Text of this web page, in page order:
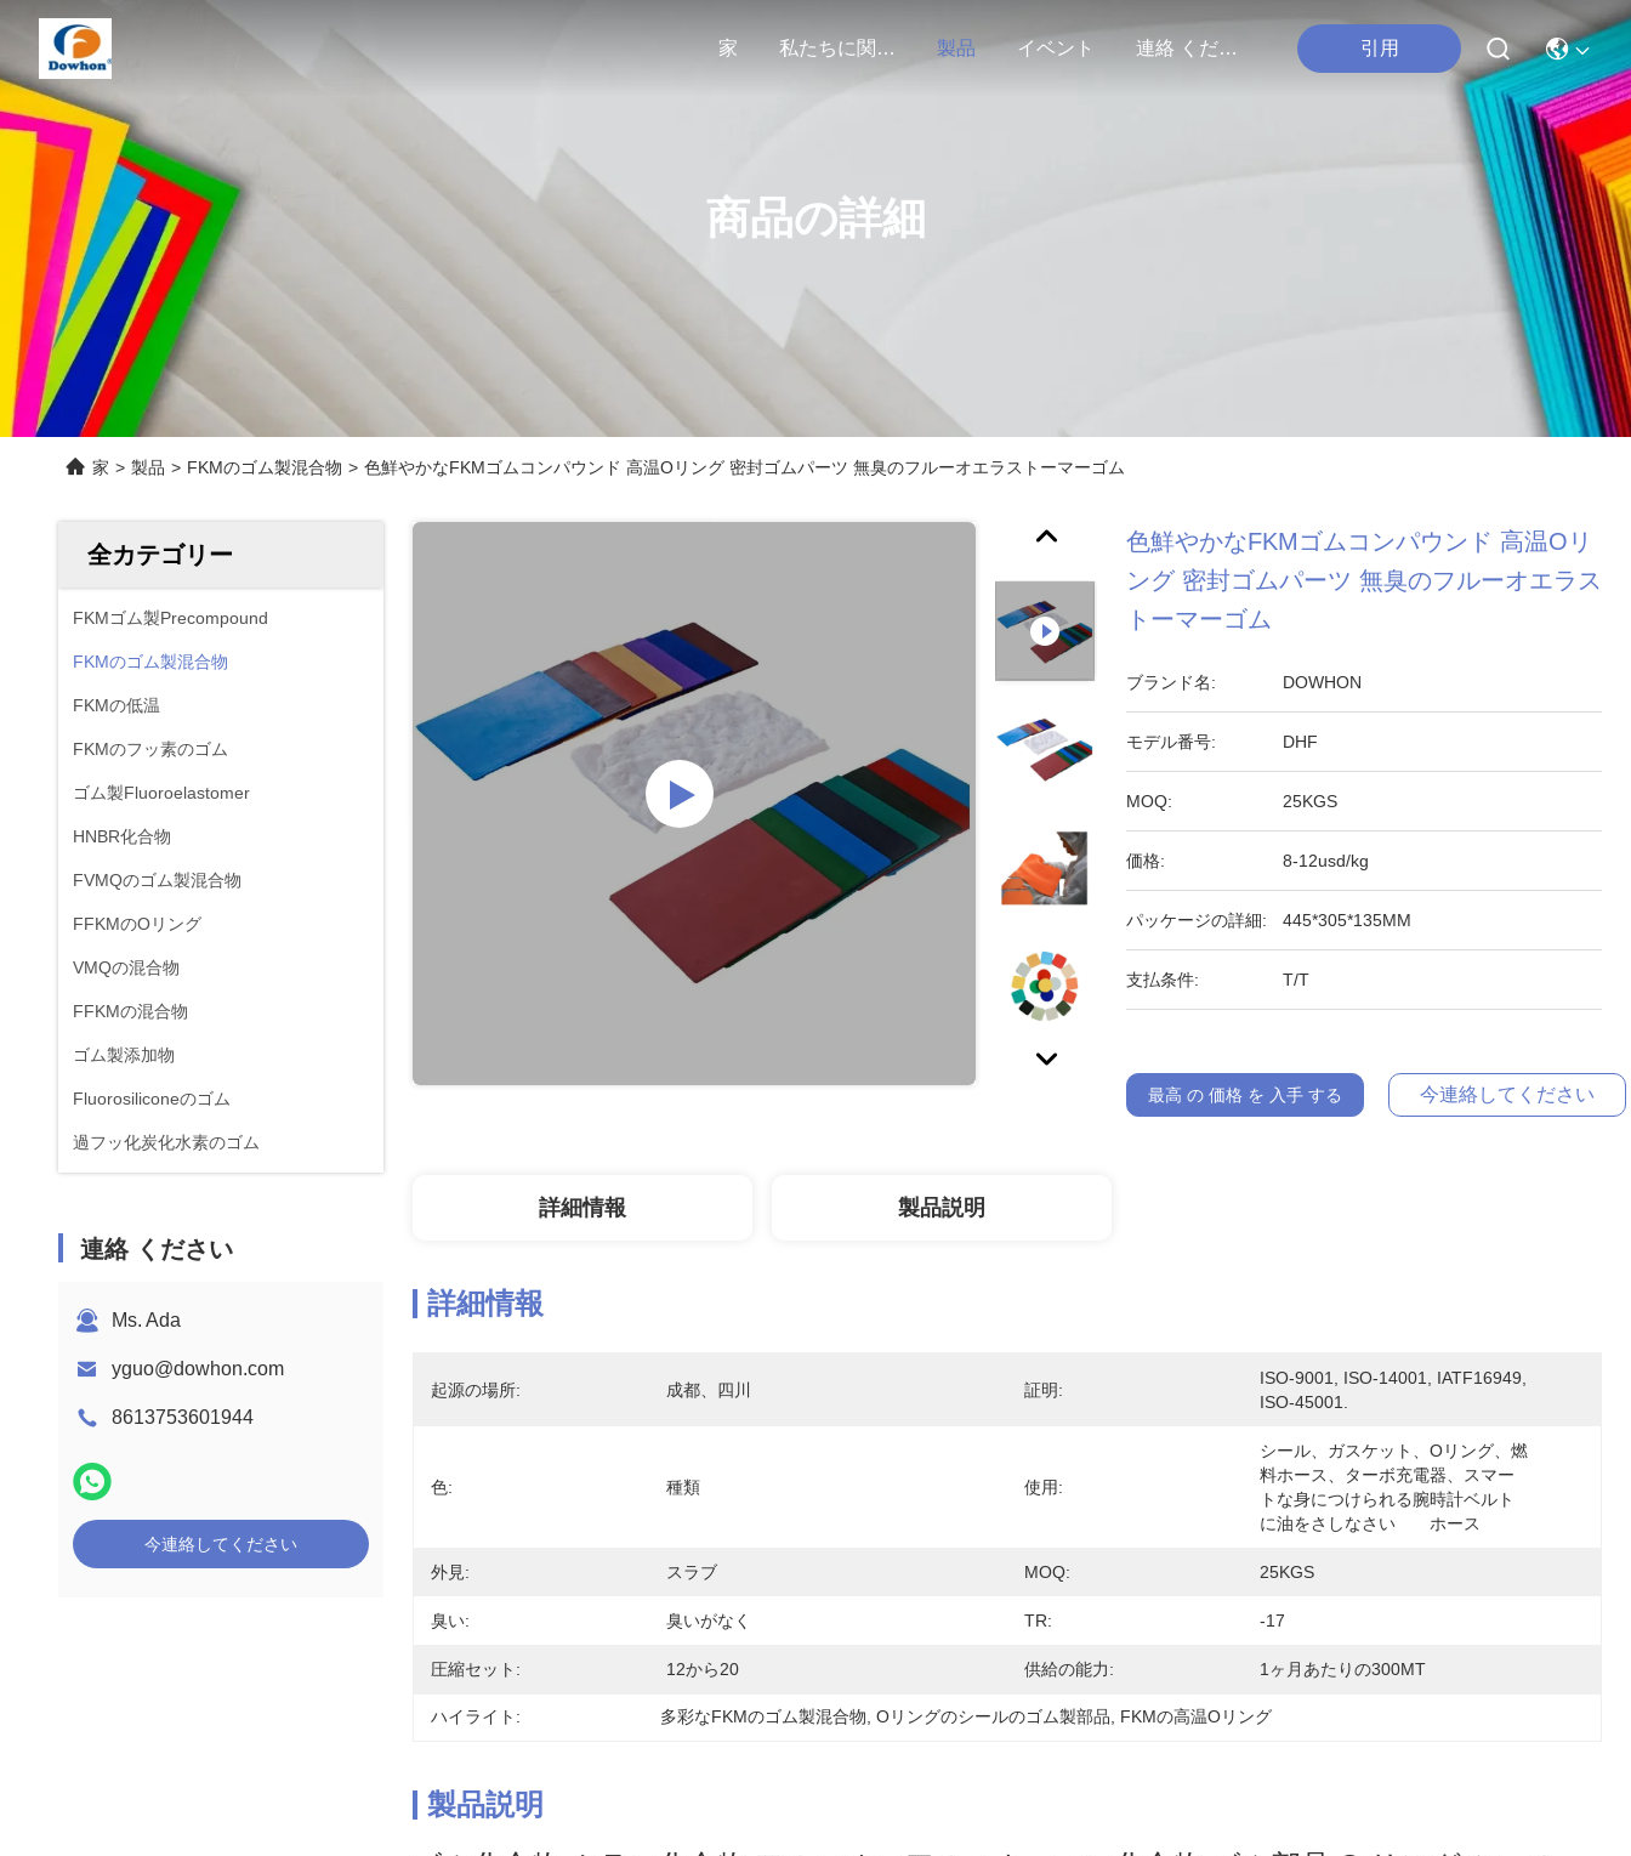
家 私たちに関しては 製品 イベント 連絡 ください 引用
商品の詳細
家 > 製品 > FKMのゴム製混合物 > 色鮮やかなFKMゴムコンパウンド 高温Oリング 密封ゴムパーツ 無臭のフルーオエラストーマーゴム
全カテゴリー
FKMゴム製Precompound
FKMのゴム製混合物
FKMの低温
FKMのフッ素のゴム
ゴム製Fluoroelastomer
HNBR化合物
FVMQのゴム製混合物
FFKMのOリング
VMQの混合物
FFKMの混合物
ゴム製添加物
Fluorosiliconeのゴム
過フッ化炭化水素のゴム
連絡 ください
Ms. Ada
yguo@dowhon.com
8613753601944
今連絡してください
色鮮やかなFKMゴムコンパウンド 高温Oリ
ング 密封ゴムパーツ 無臭のフルーオエラス
トーマーゴム
ブランド名: DOWHON
モデル番号: DHF
MOQ: 25KGS
価格: 8-12usd/kg
パッケージの詳細: 445*305*135MM
支払条件: T/T
最高 の 価格 を 入手 する 今連絡してください
詳細情報 製品説明
詳細情報
起源の場所: 成都、四川 証明:
ISO-9001, ISO-14001, IATF16949,
ISO-45001.
色: 種類 使用:
シール、ガスケット、Oリング、燃
料ホース、ターボ充電器、スマー
トな身につけられる腕時計ベルト
に油をさしなさい       ホース
外見: スラブ MOQ: 25KGS
臭い: 臭いがなく TR: -17
圧縮セット: 12から20 供給の能力: 1ヶ月あたりの300MT
ハイライト: 多彩なFKMのゴム製混合物 , Oリングのシールのゴム製部品 FKMの高温Oリング
製品説明